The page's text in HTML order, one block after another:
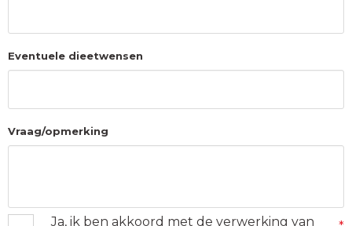
Eventuele dieetwensen
Vraag/opmerking
Ja, ik ben akkoord met de verwerking van